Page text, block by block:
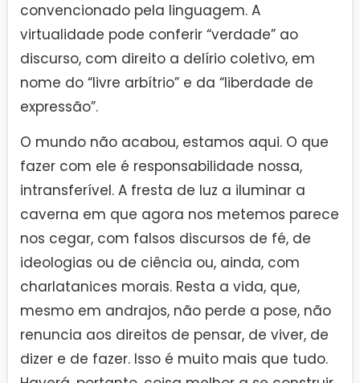
convencionado pela linguagem. A
virtualidade pode conferir “verdade” ao
discurso, com direito a delírio coletivo, em
nome do “livre arbítrio” e da “liberdade de
expressão”.
O mundo não acabou, estamos aqui. O que
fazer com ele é responsabilidade nossa,
intransferível. A fresta de luz a iluminar a
caverna em que agora nos metemos parece
nos cegar, com falsos discursos de fé, de
ideologias ou de ciência ou, ainda, com
charlatanices morais. Resta a vida, que,
mesmo em andrajos, não perde a pose, não
renuncia aos direitos de pensar, de viver, de
dizer e de fazer. Isso é muito mais que tudo.